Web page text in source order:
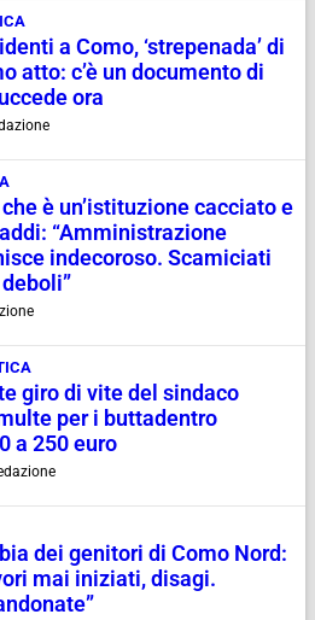
a Como, ‘strepenada’ di
atto: c’è un documento di
ora
è un’istituzione cacciato e
“Amministrazione
indecoroso. Scamiciati
giro di vite del sindaco
per i buttadentro
a 250 euro
dei genitori di Como Nord:
mai iniziati, disagi.